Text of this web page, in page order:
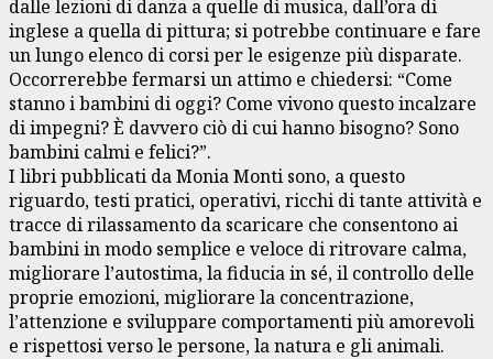
dalle lezioni di danza a quelle di musica, dall’ora di
inglese a quella di pittura; si potrebbe continuare e fare
un lungo elenco di corsi per le esigenze più disparate.
Occorrerebbe fermarsi un attimo e chiedersi: “Come
stanno i bambini di oggi? Come vivono questo incalzare
di impegni? È davvero ciò di cui hanno bisogno? Sono
bambini calmi e felici?”.
I libri pubblicati da Monia Monti sono, a questo
riguardo, testi pratici, operativi, ricchi di tante attività e
tracce di rilassamento da scaricare che consentono ai
bambini in modo semplice e veloce di ritrovare calma,
migliorare l’autostima, la fiducia in sé, il controllo delle
proprie emozioni, migliorare la concentrazione,
l’attenzione e sviluppare comportamenti più amorevoli
e rispettosi verso le persone, la natura e gli animali.